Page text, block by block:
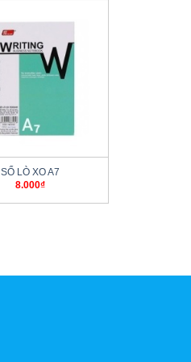
SỔ LÒ XO A7
8.000₫